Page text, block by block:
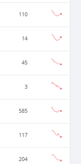
110
14
45
3
585
117
204